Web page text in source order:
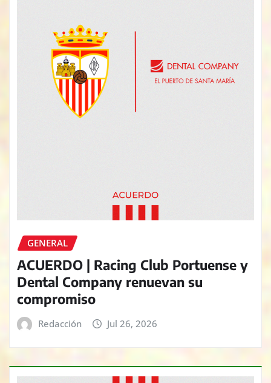
GENERAL
ACUERDO | Racing Club Portuense y
Dental Company renuevan su
compromiso
Redacción Jul 26, 2026